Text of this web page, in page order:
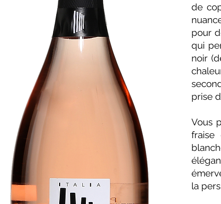
de
pour
qui
noir
prise
Vous
fraise
la